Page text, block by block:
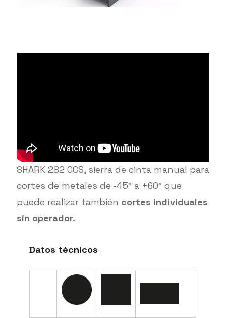
SHARK 282 CCS, sierra de cinta manual para
cortes de metales de -45° a +60° que
puede realizar también cortes individuales
sin operador.
Datos técnicos